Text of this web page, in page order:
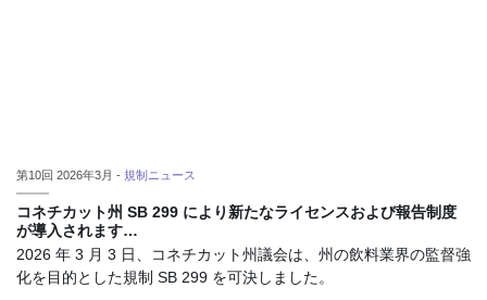
第10回 2026年3月 - 規制ニュース
コネチカット州 SB 299 により新たなライセンスおよび報告制度
が導入されます…
2026 年 3 月 3 日、コネチカット州議会は、州の飲料業界の監督強
化を目的とした規制 SB 299 を可決しました。